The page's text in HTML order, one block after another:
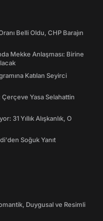
Belli Oldu, CHP Barajın
Mekke Anlaşması: Birine
Katılan Seyirci
Yasa Selahattin
31 Yıllık Alışkanlık, O
Soğuk Yanıt
Duygusal ve Resimli